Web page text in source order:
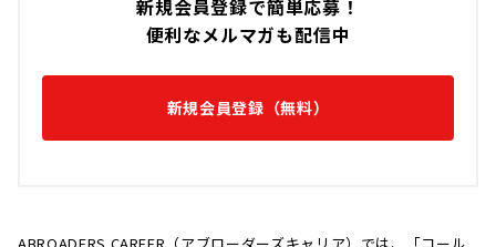
新規会員登録で簡単応募！
便利なメルマガも配信中
新規会員登録（無料）